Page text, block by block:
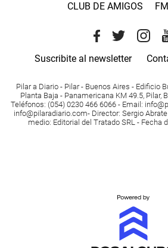
CLUB DE AMIGOS
Suscribite al newsletter
Pilar a Diario - Pilar - Buenos Aires - Edificio
Planta Baja - Panamericana KM 49.5, Pilar,
Teléfonos: (054) 0230 466 6066 - Email :
info@pilaradiario.com- Director: Sergio
medio: Editorial del Tratado SRL - Fecha